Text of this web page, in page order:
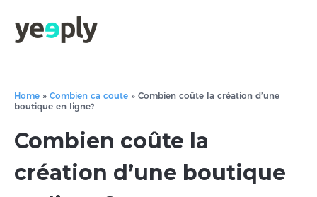
Home » Combien ca coute » Combien coûte la création d’une
boutique en ligne?
Combien coûte la
création d’une boutique